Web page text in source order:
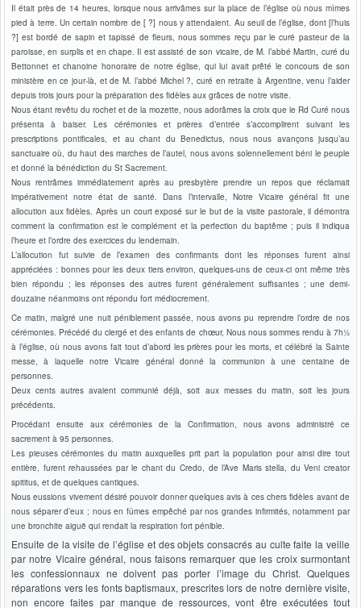
Il était près de 14 heures, lorsque nous arrivâmes sur la place de l’église où nous mîmes
pied à terre. Un certain nombre de [ ?] nous y attendaient. Au seuil de l’église, dont [l’huis
?] est bordé de sapin et tapissé de fleurs, nous sommes reçu par le curé pasteur de la
paroisse, en surplis et en chape. Il est assisté de son vicaire, de M. l’abbé Martin, curé du
Bettonnet et chanoine honoraire de notre église, qui lui avait prêté le concours de son
ministère en ce jour-là, et de M. l’abbé Michel ?, curé en retraite à Argentine, venu l’aider
depuis trois jours pour la préparation des fidèles aux grâces de notre visite.
Nous étant revêtu du rochet et de la mozette, nous adorâmes la croix que le Rd Curé nous
présenta à baiser. Les cérémonies et prières d’entrée s’accomplirent suivant les
prescriptions pontificales, et au chant du Benedictus, nous nous avançons jusqu’au
sanctuaire où, du haut des marches de l’autel, nous avons solennellement béni le peuple
et donné la bénédiction du St Sacrement.
Nous rentrâmes immédiatement après au presbytère prendre un repos que réclamait
impérativement notre état de santé. Dans l’intervalle, Notre Vicaire général fit une
allocution aux fidèles. Après un court exposé sur le but de la visite pastorale, il démontra
comment la confirmation est le complément et la perfection du baptême ; puis il indiqua
l’heure et l’ordre des exercices du lendemain.
L’allocution fut suivie de l’examen des confirmants dont les réponses furent ainsi
appréciées : bonnes pour les deux tiers environ, quelques-uns de ceux-ci ont même très
bien répondu ; les réponses des autres furent généralement suffisantes ; une demi-
douzaine néanmoins ont répondu fort médiocrement.
Ce matin, malgré une nuit péniblement passée, nous avons pu reprendre l’ordre de nos
cérémonies. Précédé du clergé et des enfants de chœur, Nous nous sommes rendu à 7h½
à l’église, où nous avons fait tout d’abord les prières pour les morts, et célébré la Sainte
messe, à laquelle notre Vicaire général donné la communion à une centaine de
personnes.
Deux cents autres avaient communié déjà, soit aux messes du matin, soit les jours
précédents.
Procédant ensuite aux cérémonies de la Confirmation, nous avons administré ce
sacrement à 95 personnes.
Les pieuses cérémonies du matin auxquelles prit part la population pour ainsi dire tout
entière, furent rehaussées par le chant du Credo, de l’Ave Maris stella, du Veni creator
spititus, et de quelques cantiques.
Nous eussions vivement désiré pouvoir donner quelques avis à ces chers fidèles avant de
nous séparer d’eux ; nous en fûmes empêché par nos grandes infirmités, notamment par
une bronchite aiguë qui rendait la respiration fort pénible.
Ensuite de la visite de l’église et des objets consacrés au culte faite la veille
par notre Vicaire général, nous faisons remarquer que les croix surmontant
les confessionnaux ne doivent pas porter l’image du Christ. Quelques
réparations vers les fonts baptismaux, prescrites lors de notre dernière visite,
non encore faites par manque de ressources, vont être exécutées tout